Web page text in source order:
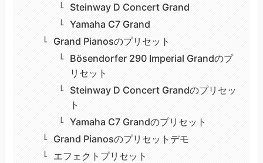
Steinway D Concert Grand
Yamaha C7 Grand
Grand Pianosのプリセット
Bösendorfer 290 Imperial Grandのプ
リセット
Steinway D Concert Grandのプリセッ
ト
Yamaha C7 Grandのプリセット
Grand Pianosのプリセットデモ
エフェクトプリセット